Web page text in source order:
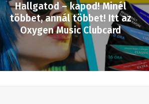
Hallgatod – kapod! Minél
többet, annál többet! Itt az
Oxygen Music Clubcard